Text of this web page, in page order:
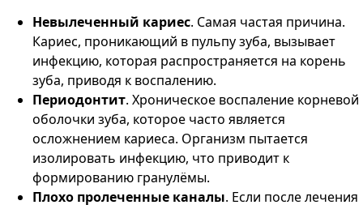
Невылеченный кариес. Самая частая причина.
Кариес, проникающий в пульпу зуба, вызывает
инфекцию, которая распространяется на корень
зуба, приводя к воспалению​.
Периодонтит. Хроническое воспаление корневой
оболочки зуба, которое часто является
осложнением кариеса. Организм пытается
изолировать инфекцию, что приводит к
формированию гранулёмы​.
Плохо пролеченные каналы. Если после лечения